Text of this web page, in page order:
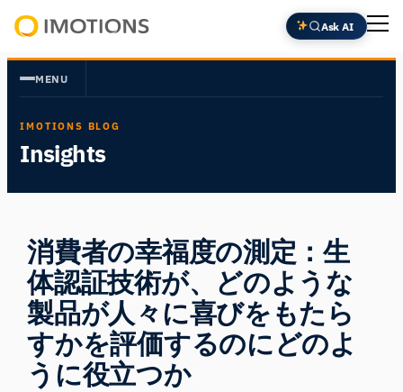
内
容
を
ス
ッ
Insight
Ask AI
MENU
IMOTIONS BLOG
Insights
消費者の幸福度の測定：生
体認証技術が、どのような
製品が人々に喜びをもたら
すかを評価するのにどのよ
うに役立つか